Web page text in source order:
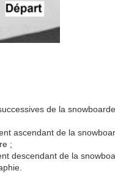
de la
ascendant de la
;
descendant de la